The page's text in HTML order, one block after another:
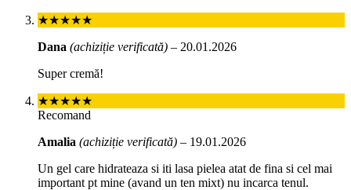
★★★★★
Dana (achiziție verificată) – 20.01.2026
Super cremă!
★★★★★
Recomand
Amalia (achiziție verificată) – 19.01.2026
Un gel care hidrateaza si iti lasa pielea atat de fina si cel mai
important pt mine (avand un ten mixt) nu incarca tenul.